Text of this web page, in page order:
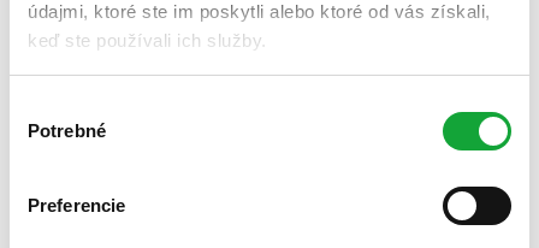
údajmi, ktoré ste im poskytli alebo ktoré od vás získali,
keď ste používali ich služby.
súhlasu
Potrebné
Preferencie